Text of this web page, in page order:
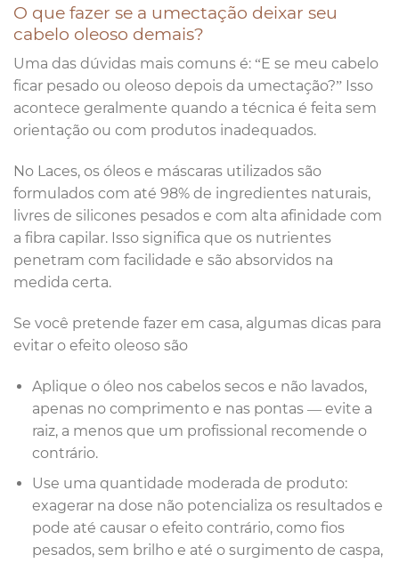
O que fazer se a umectação deixar seu
cabelo oleoso demais?
Uma das dúvidas mais comuns é: “E se meu cabelo
ficar pesado ou oleoso depois da umectação?” Isso
acontece geralmente quando a técnica é feita sem
orientação ou com produtos inadequados.
No Laces, os óleos e máscaras utilizados são
formulados com até 98% de ingredientes naturais,
livres de silicones pesados e com alta afinidade com
a fibra capilar. Isso significa que os nutrientes
penetram com facilidade e são absorvidos na
medida certa.
Se você pretende fazer em casa, algumas dicas para
evitar o efeito oleoso são
Aplique o óleo nos cabelos secos e não lavados,
apenas no comprimento e nas pontas — evite a
raiz, a menos que um profissional recomende o
contrário.
Use uma quantidade moderada de produto:
exagerar na dose não potencializa os resultados e
pode até causar o efeito contrário, como fios
pesados, sem brilho e até o surgimento de caspa,